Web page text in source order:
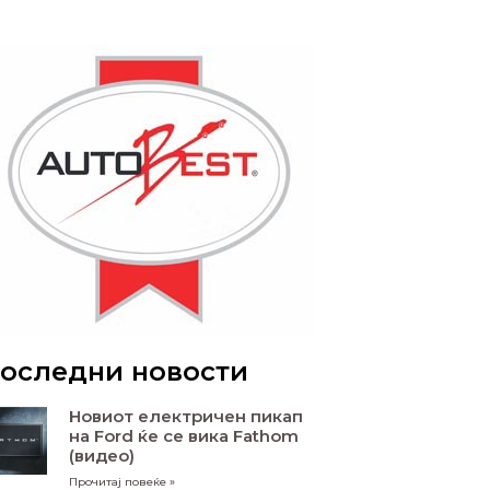
новости
Новиот електричен пикап
на Ford ќе се вика Fathom
(видео)
Прочитај повеќе »